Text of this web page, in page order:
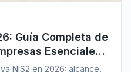
Guía Completa de
Esenciales
NIS2 en 2026: alcance,